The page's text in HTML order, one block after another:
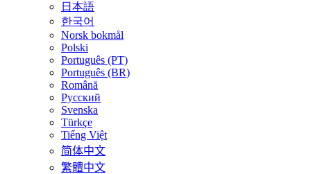
日本語
한국어
Norsk bokmål
Polski
Português (PT)
Português (BR)
Română
Русский
Svenska
Türkçe
Tiếng Việt
简体中文
繁體中文